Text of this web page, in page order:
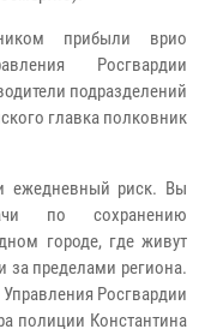
прибыли врио
Росгвардии
подразделений
главка полковник
ежедневный риск. Вы
по сохранению
городе, где живут
за пределами региона.
Росгвардии
полиции Константина